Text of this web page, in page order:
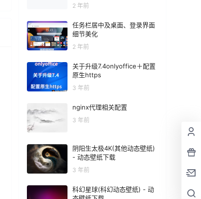
2 年前
任务栏居中及桌面、登录界面
细节美化
2 年前
关于升级7.4onlyoffice＋配置
原生https
3 年前
nginx代理相关配置
3 年前
阴阳生太极4K(其他动态壁纸)
- 动态壁纸下载
3 年前
科幻星球(科幻动态壁纸) - 动